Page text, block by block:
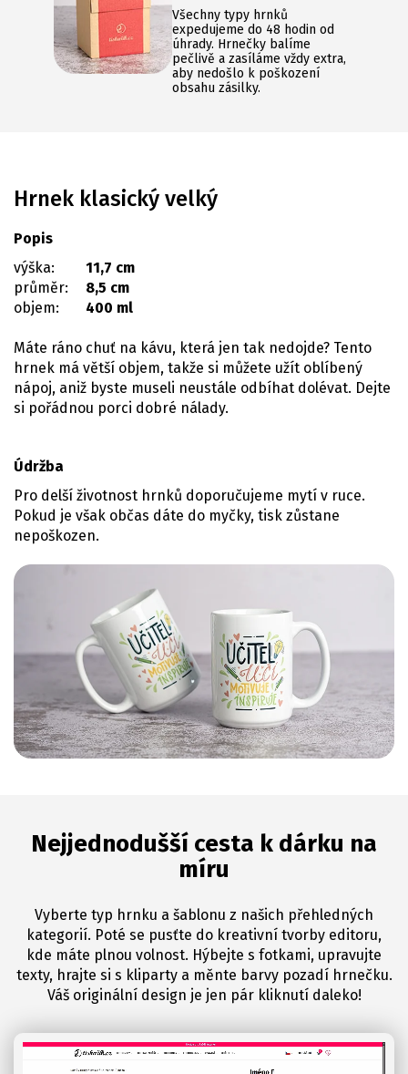
Všechny typy hrnků
expedujeme do 48 hodin od
úhrady. Hrnečky balíme
pečlivě a zasíláme vždy extra,
aby nedošlo k poškození
obsahu zásilky.
Hrnek klasický velký
Popis
výška:
11,7 cm
průměr:
8,5 cm
objem:
400 ml
Máte ráno chuť na kávu, která jen tak nedojde? Tento
hrnek má větší objem, takže si můžete užít oblíbený
nápoj, aniž byste museli neustále odbíhat dolévat. Dejte
si pořádnou porci dobré nálady.
Údržba
Pro delší životnost hrnků doporučujeme mytí v ruce.
Pokud je však občas dáte do myčky, tisk zůstane
nepoškozen.
Nejjednodušší cesta k dárku na
míru
Vyberte typ hrnku a šablonu z našich přehledných
kategorií. Poté se pusťte do kreativní tvorby editoru,
kde máte plnou volnost. Hýbejte s fotkami, upravujte
texty, hrajte si s kliparty a měnte barvy pozadí hrnečku.
Váš originální design je jen pár kliknutí daleko!